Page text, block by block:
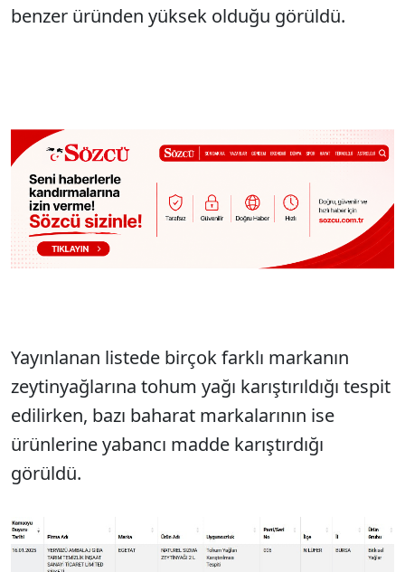
benzer üründen yüksek olduğu görüldü.
Yayınlanan listede birçok farklı markanın
zeytinyağlarına tohum yağı karıştırıldığı tespit
edilirken, bazı baharat markalarının ise
ürünlerine yabancı madde karıştırdığı
görüldü.